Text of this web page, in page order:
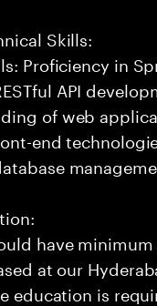
Skills:
Proficiency in
API
of web
end
have
at our
education is